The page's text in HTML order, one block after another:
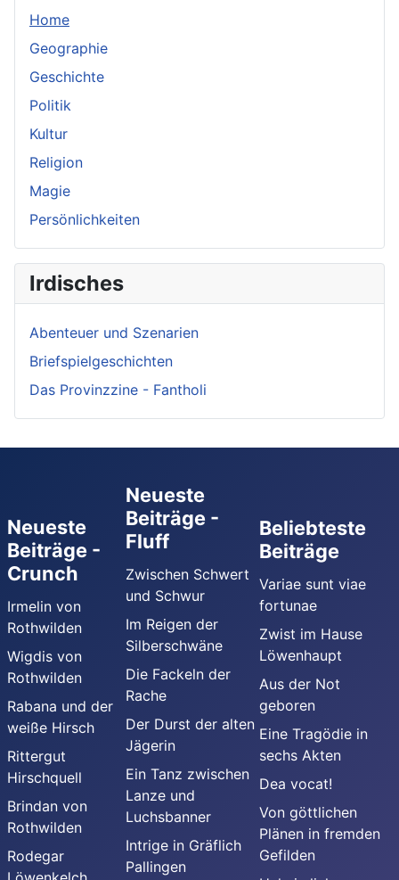
Home
Geographie
Geschichte
Politik
Kultur
Religion
Magie
Persönlichkeiten
Irdisches
Abenteuer und Szenarien
Briefspielgeschichten
Das Provinzzine - Fantholi
Neueste
Beiträge -
Crunch
Irmelin von
Rothwilden
Wigdis von
Rothwilden
Rabana und der
weiße Hirsch
Rittergut
Hirschquell
Brindan von
Rothwilden
Rodegar
Neueste
Beiträge -
Fluff
Zwischen Schwert
und Schwur
Im Reigen der
Silberschwäne
Die Fackeln der
Rache
Der Durst der alten
Jägerin
Ein Tanz zwischen
Lanze und
Luchsbanner
Intrige in Gräflich
Pallingen
Beliebteste
Beiträge
Variae sunt viae
fortunae
Zwist im Hause
Löwenhaupt
Aus der Not
geboren
Eine Tragödie in
sechs Akten
Dea vocat!
Von göttlichen
Plänen in fremden
Gefilden